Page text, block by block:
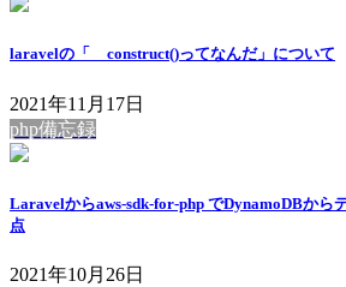
laravelの「__construct()ってなんだ」について
2021年11月17日
php備忘録
Laravelからaws-sdk-for-php でDynamoDBから
点
2021年10月26日